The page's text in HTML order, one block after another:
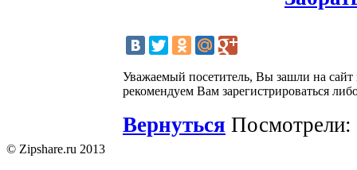
Уважаемый посетитель, Вы зашли на
рекомендуем Вам зарегистрироваться
Вернуться Посмотрели:
© Zipshare.ru 2013